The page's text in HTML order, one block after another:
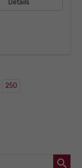
Details
250